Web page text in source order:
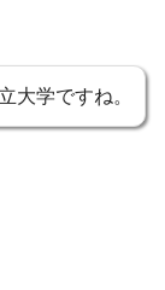
大学ですね。